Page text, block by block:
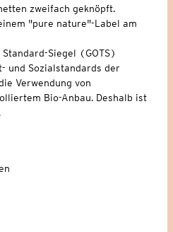
zweifach geknöpft.
"pure nature"-Label am
Siegel (GOTS)
und Sozialstandards der
Verwendung von
Bio-Anbau. Deshalb ist